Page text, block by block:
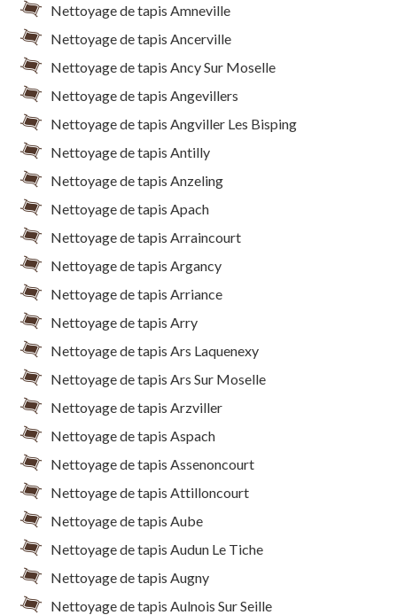
Nettoyage de tapis Amneville
Nettoyage de tapis Ancerville
Nettoyage de tapis Ancy Sur Moselle
Nettoyage de tapis Angevillers
Nettoyage de tapis Angviller Les Bisping
Nettoyage de tapis Antilly
Nettoyage de tapis Anzeling
Nettoyage de tapis Apach
Nettoyage de tapis Arraincourt
Nettoyage de tapis Argancy
Nettoyage de tapis Arriance
Nettoyage de tapis Arry
Nettoyage de tapis Ars Laquenexy
Nettoyage de tapis Ars Sur Moselle
Nettoyage de tapis Arzviller
Nettoyage de tapis Aspach
Nettoyage de tapis Assenoncourt
Nettoyage de tapis Attilloncourt
Nettoyage de tapis Aube
Nettoyage de tapis Audun Le Tiche
Nettoyage de tapis Augny
Nettoyage de tapis Aulnois Sur Seille